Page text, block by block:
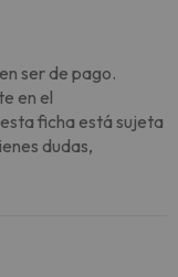
ser de pago.
en el
ficha está sujeta
dudas,